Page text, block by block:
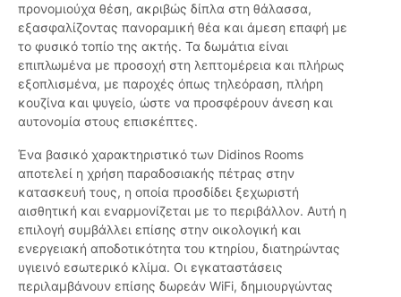
προνομιούχα θέση, ακριβώς δίπλα στη θάλασσα,
εξασφαλίζοντας πανοραμική θέα και άμεση επαφή με
το φυσικό τοπίο της ακτής. Τα δωμάτια είναι
επιπλωμένα με προσοχή στη λεπτομέρεια και πλήρως
εξοπλισμένα, με παροχές όπως τηλεόραση, πλήρη
κουζίνα και ψυγείο, ώστε να προσφέρουν άνεση και
αυτονομία στους επισκέπτες.
Ένα βασικό χαρακτηριστικό των Didinos Rooms
αποτελεί η χρήση παραδοσιακής πέτρας στην
κατασκευή τους, η οποία προσδίδει ξεχωριστή
αισθητική και εναρμονίζεται με το περιβάλλον. Αυτή η
επιλογή συμβάλλει επίσης στην οικολογική και
ενεργειακή αποδοτικότητα του κτηρίου, διατηρώντας
υγιεινό εσωτερικό κλίμα. Οι εγκαταστάσεις
περιλαμβάνουν επίσης δωρεάν WiFi, δημιουργώντας